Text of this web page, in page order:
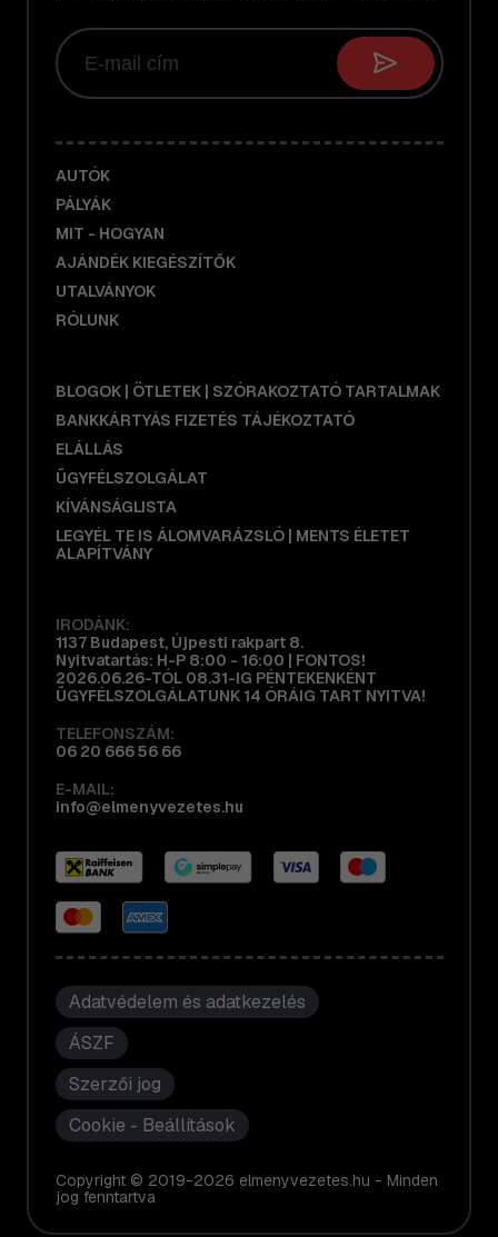
AUTÓK
PÁLYÁK
MIT - HOGYAN
AJÁNDÉK KIEGÉSZÍTŐK
UTALVÁNYOK
RÓLUNK
BLOGOK | ÖTLETEK | SZÓRAKOZTATÓ TARTALMAK
BANKKÁRTYÁS FIZETÉS TÁJÉKOZTATÓ
ELÁLLÁS
ÜGYFÉLSZOLGÁLAT
KÍVÁNSÁGLISTA
LEGYÉL TE IS ÁLOMVARÁZSLÓ | MENTS ÉLETET
ALAPÍTVÁNY
IRODÁNK:
1137 Budapest, Újpesti rakpart 8.
Nyitvatartás: H-P 8:00 - 16:00 | FONTOS!
2026.06.26-TÓL 08.31-IG PÉNTEKENKÉNT
ÜGYFÉLSZOLGÁLATUNK 14 ÓRÁIG TART NYITVA!
TELEFONSZÁM:
06 20 666 56 66
E-MAIL:
info@elmenyvezetes.hu
Adatvédelem és adatkezelés
ÁSZF
Szerzői jog
Cookie - Beállítások
Copyright © 2019-2026 elmenyvezetes.hu - Minden
jog fenntartva